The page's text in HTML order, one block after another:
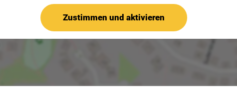
Zustimmen und aktivieren